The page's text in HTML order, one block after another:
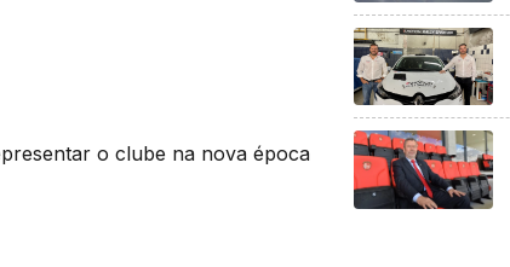
o clube na nova época